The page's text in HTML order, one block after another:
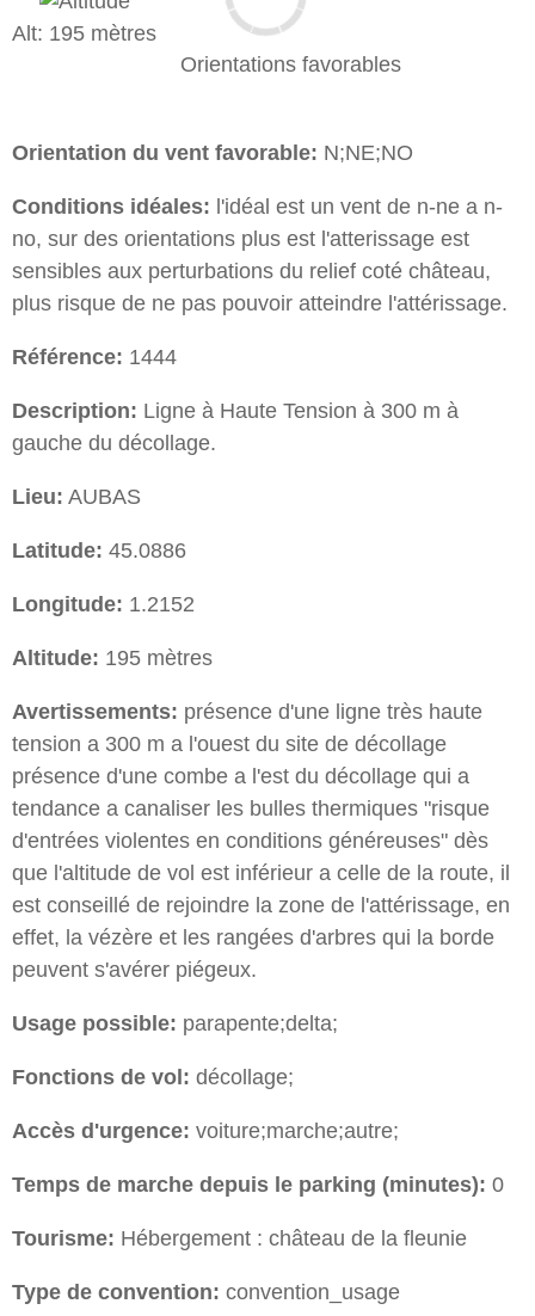
Alt: 195 mètres
Orientations favorables
Orientation du vent favorable: N;NE;NO
Conditions idéales: l'idéal est un vent de n-ne a n-
no, sur des orientations plus est l'atterissage est
sensibles aux perturbations du relief coté château,
plus risque de ne pas pouvoir atteindre l'attérissage.
Référence: 1444
Description: Ligne à Haute Tension à 300 m à
gauche du décollage.
Lieu: AUBAS
Latitude: 45.0886
Longitude: 1.2152
Altitude: 195 mètres
Avertissements: présence d'une ligne très haute
tension a 300 m a l'ouest du site de décollage
présence d'une combe a l'est du décollage qui a
tendance a canaliser les bulles thermiques "risque
d'entrées violentes en conditions généreuses" dès
que l'altitude de vol est inférieur a celle de la route, il
est conseillé de rejoindre la zone de l'attérissage, en
effet, la vézère et les rangées d'arbres qui la borde
peuvent s'avérer piégeux.
Usage possible: parapente;delta;
Fonctions de vol: décollage;
Accès d'urgence: voiture;marche;autre;
Temps de marche depuis le parking (minutes): 0
Tourisme: Hébergement : château de la fleunie
Type de convention: convention_usage